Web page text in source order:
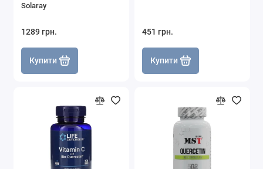
Solaray
1289 грн.
Купити
451 грн.
Купити